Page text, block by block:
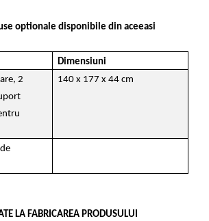
optionale disponibile din aceeasi
Dimensiuni
2
140 x 177 x 44 cm
LA FABRICAREA PRODUSULUI